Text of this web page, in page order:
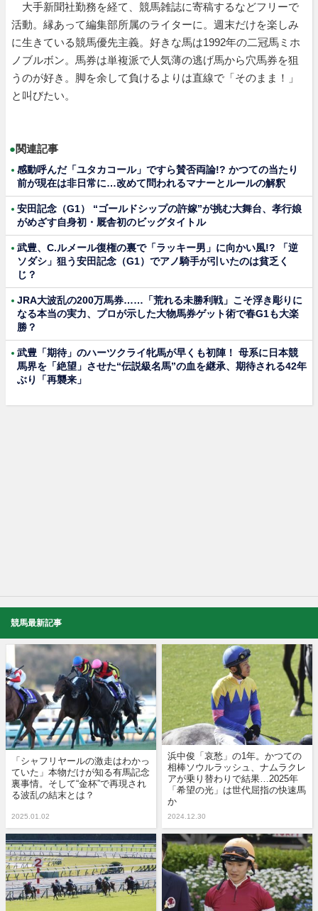
大手新聞社勤務を経て、競馬雑誌に寄稿するなどフリーで
活動。縁あって編集部所属のライターに。週末だけを楽しみ
に生きている競馬優先主義。好きな馬は1992年の二冠馬ミホ
ノブルボン。馬券は単複派で人気薄の逃げ馬から穴馬券を狙
うのが好き。脚を余して負けるよりは直線で「そのまま！」
と叫びたい。
●関連記事
感動呼んだ「ユタカコール」ですら賛否両論!? かつての当たり
前が現在は非日常に…改めて問われるマナーとルールの解釈
安田記念（G1） “ゴールドシップの許嫁”が挑む大舞台、孝行娘
がめざす自身初・厩舎初のビッグタイトル
武豊、C.ルメール復権の裏で「ラッキー男」に向かい風!? 「逆
ソダシ」狙う安田記念（G1）でアノ騎手が引いたのは貧乏く
じ？
JRA大波乱の200万馬券……「荒れる未勝利戦」こそ浮き彫りに
なる本当の実力、プロが示した大物馬券ゲット術で春G1も大楽
勝？
武豊「期待」のハーツクライ牝馬が早くも初陣！ 母系に日本競
馬界を「絶望」させた“伝説級名馬”の血を継承、期待される42年
ぶり「再襲来」
競馬最新記事
「シャフリヤールの激走はわかっ
ていた」本物だけが知る有馬記念
裏事情。そして“金杯”で再現され
る波乱の結末とは？
2025.01.02
浜中俊「哀愁」の1年。かつての
相棒ソウルラッシュ、ナムラクレ
アが乗り替わりで結果…2025年
「希望の光」は世代屈指の快速馬
か
2024.12.30